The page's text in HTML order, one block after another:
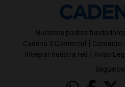
Nuestros padres fundadores
Cadena 3 Comercial | Contacto
Integrar nuestra red | Aviso